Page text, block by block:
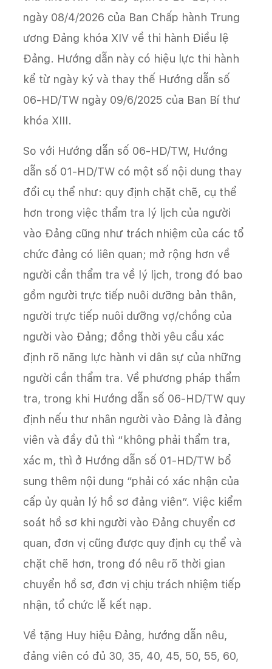
ngày 08/4/2026 của Ban Chấp hành Trung
ương Đảng khóa XIV về thi hành Điều lệ
Đảng. Hướng dẫn này có hiệu lực thi hành
kể từ ngày ký và thay thế Hướng dẫn số
06-HD/TW ngày 09/6/2025 của Ban Bí thư
khóa XIII.
So với Hướng dẫn số 06-HD/TW, Hướng
dẫn số 01-HD/TW có một số nội dung thay
đổi cụ thể như: quy định chặt chẽ, cụ thể
hơn trong việc thẩm tra lý lịch của người
vào Đảng cũng như trách nhiệm của các tổ
chức đảng có liên quan; mở rộng hơn về
người cần thẩm tra về lý lịch, trong đó bao
gồm người trực tiếp nuôi dưỡng bản thân,
người trực tiếp nuôi dưỡng vợ/chồng của
người vào Đảng; đồng thời yêu cầu xác
định rõ năng lực hành vi dân sự của những
người cần thẩm tra. Về phương pháp thẩm
tra, trong khi Hướng dẫn số 06-HD/TW quy
định nếu thư nhân người vào Đảng là đảng
viên và đầy đủ thì “không phải thẩm tra,
xác m, thì ở Hướng dẫn số 01-HD/TW bổ
sung thêm nội dung “phải có xác nhận của
cấp ủy quản lý hồ sơ đảng viên”. Việc kiểm
soát hồ sơ khi người vào Đảng chuyển cơ
quan, đơn vị cũng được quy định cụ thể và
chặt chẽ hơn, trong đó nêu rõ thời gian
chuyển hồ sơ, đơn vị chịu trách nhiệm tiếp
nhận, tổ chức lễ kết nạp.
Về tặng Huy hiệu Đảng, hướng dẫn nêu,
đảng viên có đủ 30, 35, 40, 45, 50, 55, 60,